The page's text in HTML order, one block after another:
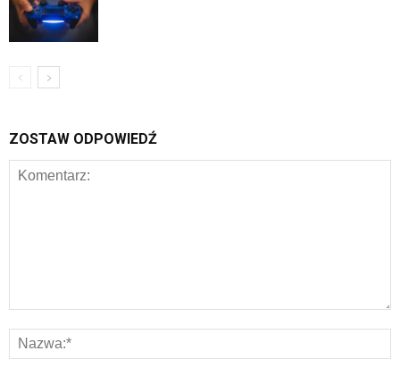
ZOSTAW ODPOWIEDŹ